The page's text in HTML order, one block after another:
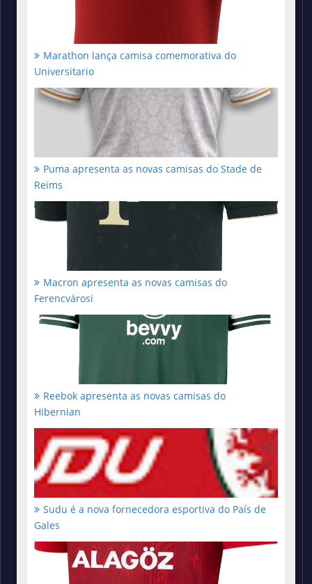
Marathon lança camisa comemorativa do
Universitario
Puma apresenta as novas camisas do Stade de
Reims
Macron apresenta as novas camisas do
Ferencvárosi
Reebok apresenta as novas camisas do
Hibernian
Sudu é a nova fornecedora esportiva do País de
Gales